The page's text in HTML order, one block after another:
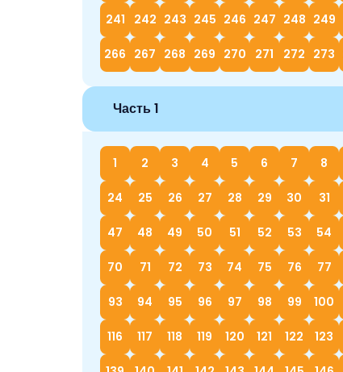
241 242 243 245 246 247 248 249
266 267 268 269 270 271 272 273
Часть 1
1 2 3 4 5 6 7 8
24 25 26 27 28 29 30 31
47 48 49 50 51 52 53 54
70 71 72 73 74 75 76 77
93 94 95 96 97 98 99 100
116 117 118 119 120 121 122 123